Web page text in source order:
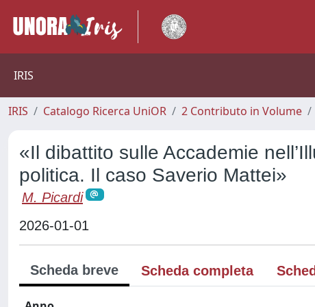
IRIS
IRIS Catalogo Ricerca UniOR 2 Contributo in Volume
«Il dibattito sulle Accademie
politica. Il caso Saverio Mattei»
M. Picardi
2026-01-01
Scheda breve Scheda completa